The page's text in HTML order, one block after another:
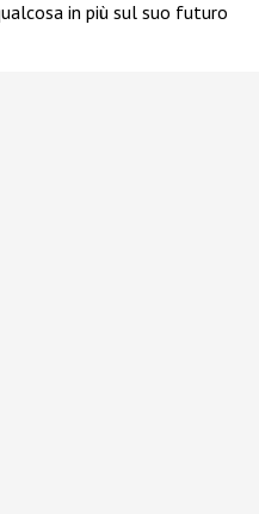
in più sul suo futuro